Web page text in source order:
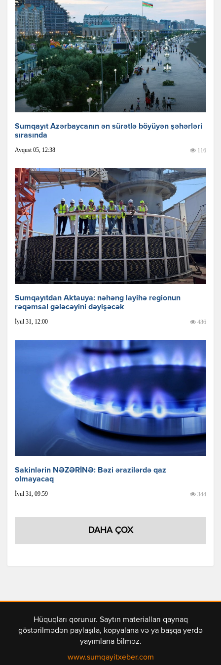
Sumqayıt Azərbaycanın ən sürətlə böyüyən şəhərləri
sırasında
Avqust 05, 12:38 116
Sumqayıtdan Aktauya: nəhəng layihə regionun
rəqəmsal gələcəyini dəyişəcək
İyul 31, 12:00 486
Sakinlərin NƏZƏRİNƏ: Bəzi ərazilərdə qaz
olmayacaq
İyul 31, 09:59 344
DAHA ÇOX
Hüquqları qorunur. Saytın materialları qaynaq
göstərilmədən paylaşıla, kopyalana və ya başqa yerdə
yayımlana bilməz.
www.sumqayitxeber.com